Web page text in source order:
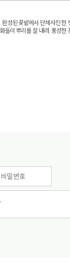
완성된 꽃밭에서 단체사진 한
들이 뿌리를 잘 내려, 풍성한